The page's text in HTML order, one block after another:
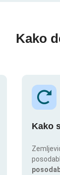
Kako
Kako